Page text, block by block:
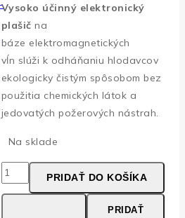
Vysoko účinný elektronický
plašič na
báze elektromagnetických
vĺn slúži k odháňaniu hlodavcov
ekologicky čistým spôsobom bez
použitia chemických látok a
jedovatých požerových nástrah.
Na sklade
množstvo
Elektronický
PRIDAŤ DO KOŠÍKA
PRIDAŤ